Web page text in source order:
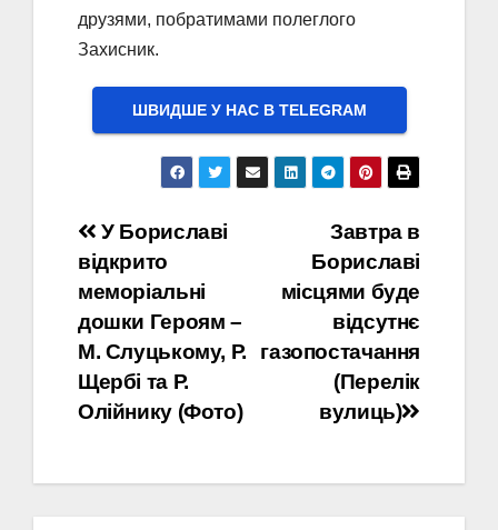
друзями, побратимами полеглого
Захисник.
ШВИДШЕ У НАС В ТELEGRAM
Навігація
записів
Завтра в
Бориславі
місцями буде
відсутнє
газопостачання
(Перелік
вулиць)
У Бориславі
відкрито
меморіальні
дошки Героям –
М. Слуцькому, Р.
Щербі та Р.
Олійнику (Фото)